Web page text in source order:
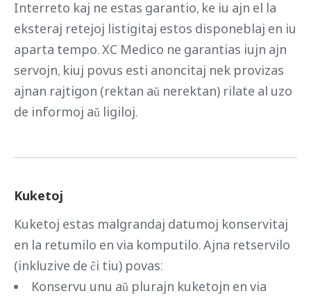
Interreto kaj ne estas garantio, ke iu ajn el la
eksteraj retejoj listigitaj estos disponeblaj en iu
aparta tempo. XC Medico ne garantias iujn ajn
servojn, kiuj povus esti anoncitaj nek provizas
ajnan rajtigon (rektan aŭ nerektan) rilate al uzo
de informoj aŭ ligiloj.
Kuketoj
Kuketoj estas malgrandaj datumoj konservitaj
en la retumilo en via komputilo. Ajna retservilo
(inkluzive de ĉi tiu) povas:
Konservu unu aŭ plurajn kuketojn en via